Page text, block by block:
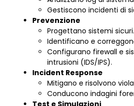
Gestiscono incidenti di
Prevenzione
Progettano sistemi sicuri.
Identificano e
Configurano firewall e
intrusioni (IDS/IPS).
Incident Response
Mitigano e risolvono
Conducono indagini
Test e Simulazioni